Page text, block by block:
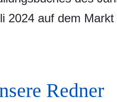
2024 auf dem Markt
Redner